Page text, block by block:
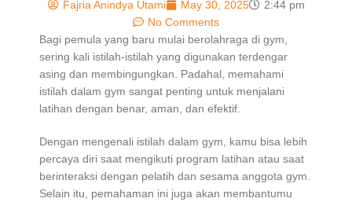
Fajria Anindya Utami May 30, 2025
2:44 pm
No Comments
Bagi pemula yang baru mulai berolahraga di gym,
sering kali istilah-istilah yang digunakan terdengar
asing dan membingungkan. Padahal, memahami
istilah dalam gym sangat penting untuk menjalani
latihan dengan benar, aman, dan efektif.
Dengan mengenali istilah dalam gym, kamu bisa lebih
percaya diri saat mengikuti program latihan atau saat
berinteraksi dengan pelatih dan sesama anggota gym.
Selain itu, pemahaman ini juga akan membantumu